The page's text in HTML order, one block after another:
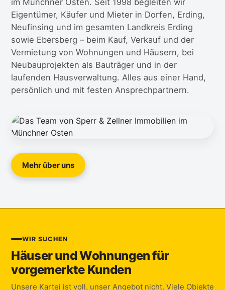
im Münchner Osten. Seit 1998 begleiten wir
Eigentümer, Käufer und Mieter in Dorfen, Erding,
Neufinsing und im gesamten Landkreis Erding
sowie Ebersberg – beim Kauf, Verkauf und der
Vermietung von Wohnungen und Häusern, bei
Neubauprojekten als Bauträger und in der
laufenden Hausverwaltung. Alles aus einer Hand,
persönlich und mit festen Ansprechpartnern.
Mehr über uns
WIR SUCHEN
Häuser und Wohnungen für
vorgemerkte Kunden
Unsere Kartei ist voll, unser Angebot nicht. Viele Objekte